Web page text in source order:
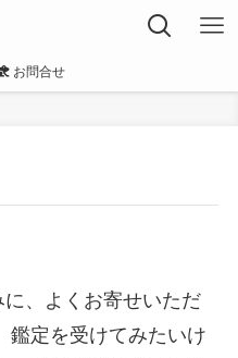
お問合せ
、よくお寄せいただ
鑑定を受けてみたいけ